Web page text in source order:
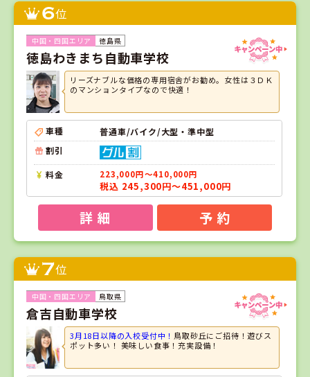
6位
徳島県
徳島わきまち自動車学校
リーズナブルな価格の専用宿舎がお勧め。女性は３ＤＫ
のマンションタイプなので快適！
車種
普通車/バイク/大型・準中型
割引
料金 223,000円～410,000円
税込 245,300円～451,000円
詳 細 予 約
7位
鳥取県
倉吉自動車学校
3月18日以降の入校受付中！ 鳥取砂丘にご招待！遊びス
ポット多い！ 美味しい食事！充実設備！